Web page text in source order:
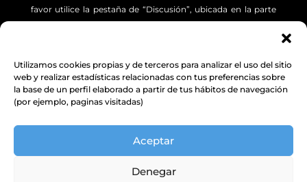
Utilizamos cookies propias y de terceros para analizar el uso del sitio
web y realizar estadísticas relacionadas con tus preferencias sobre
la base de un perfil elaborado a partir de tus hábitos de navegación
(por ejemplo, paginas visitadas)
Aceptar
Denegar
favor utilice la pestaña de “Discusión”, ubicada en la parte
Aviso Legal,Protección de DatosyPolítica de
cookies
este sitio web está bajo una licencia Creative Commons